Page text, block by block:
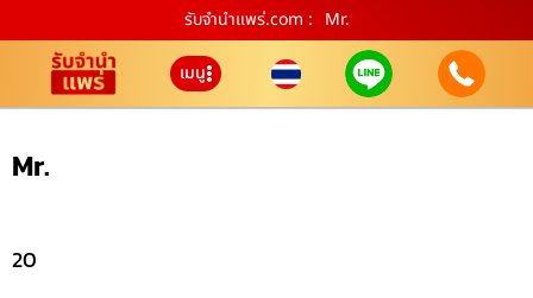
รับจํานําแพร่.com : Mr.
เมนู
Mr.
20